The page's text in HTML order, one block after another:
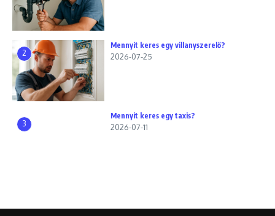
2
Mennyit keres egy villanyszerelő?
2026-07-25
3
Mennyit keres egy taxis?
2026-07-11